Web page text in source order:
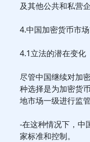
及其他公共和私营
4.中国加密货币市
4.1立法的潜在变化
尽管中国继续对加
种选择是为加密货
地市场一级进行监管
-在这种情况下，中
家标准和控制。